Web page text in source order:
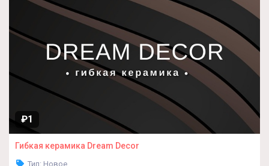
₽1
Гибкая керамика Dream Decor
Тип: Новое